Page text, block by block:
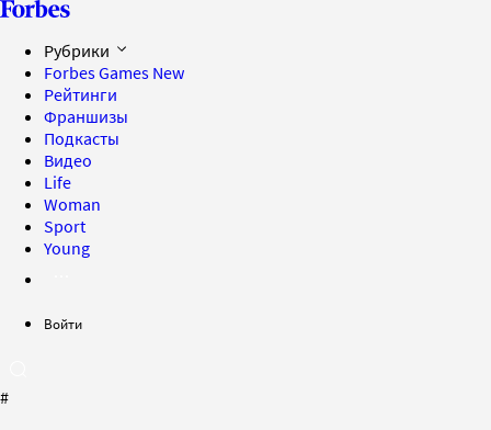
Рубрики
Forbes Games New
Рейтинги
Франшизы
Подкасты
Видео
Life
Woman
Sport
Young
Войти
#